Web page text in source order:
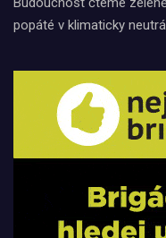
popáté v klimaticky